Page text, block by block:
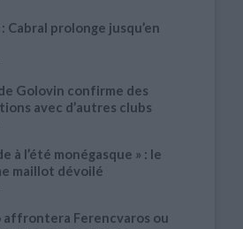
Cabral prolonge jusqu’en
Golovin confirme des
avec d’autres clubs
à l’été monégasque » : le
maillot dévoilé
affrontera Ferencvaros ou